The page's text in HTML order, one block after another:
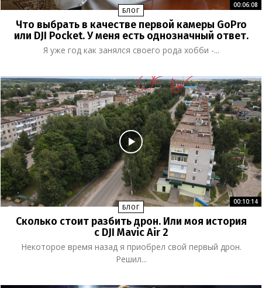
БЛОГ
00:06:08
Что выбрать в качестве первой камеры GoPro
или DJI Pocket. У меня есть однозначный ответ.
Я уже год как занялся своего рода хобби -...
БЛОГ
00:10:14
Сколько стоит разбить дрон. Или моя история
с DJI Mavic Air 2
Некоторое время назад я приобрел свой первый дрон.
Решил...